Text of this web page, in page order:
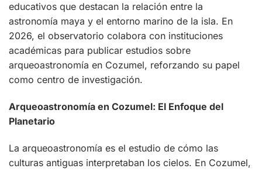
educativos que destacan la relación entre la
astronomía maya y el entorno marino de la isla. En
2026, el observatorio colabora con instituciones
académicas para publicar estudios sobre
arqueoastronomía en Cozumel, reforzando su papel
como centro de investigación.
Arqueoastronomía en Cozumel: El Enfoque del
Planetario
La arqueoastronomía es el estudio de cómo las
culturas antiguas interpretaban los cielos. En Cozumel,